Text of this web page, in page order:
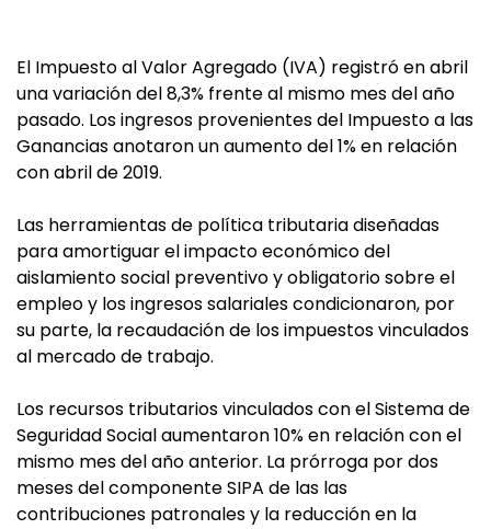
El Impuesto al Valor Agregado (IVA) registró en abril
una variación del 8,3% frente al mismo mes del año
pasado. Los ingresos provenientes del Impuesto a las
Ganancias anotaron un aumento del 1% en relación
con abril de 2019.
Las herramientas de política tributaria diseñadas
para amortiguar el impacto económico del
aislamiento social preventivo y obligatorio sobre el
empleo y los ingresos salariales condicionaron, por
su parte, la recaudación de los impuestos vinculados
al mercado de trabajo.
Los recursos tributarios vinculados con el Sistema de
Seguridad Social aumentaron 10% en relación con el
mismo mes del año anterior. La prórroga por dos
meses del componente SIPA de las las
contribuciones patronales y la reducción en la